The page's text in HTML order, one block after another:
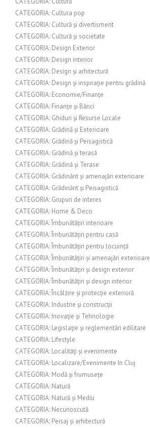
CATEGORIA: Cultura pop
CATEGORIA: Cultură și divertisment
CATEGORIA: Cultură și societate
CATEGORIA: Design Exterior
CATEGORIA: Design interior
CATEGORIA: Design și arhitectură
CATEGORIA: Design și inspirație pentru grădină
CATEGORIA: Economie/Finanțe
CATEGORIA: Finanțe și Bănci
CATEGORIA: Ghiduri și Resurse Locale
CATEGORIA: Grădină și Exterioare
CATEGORIA: Grădină și Peisagistică
CATEGORIA: Grădină și terasă
CATEGORIA: Grădină și Terase
CATEGORIA: Grădinărit și amenajări exterioare
CATEGORIA: Grădinărit și Peisagistică
CATEGORIA: Grupuri de interes
CATEGORIA: Home & Deco
CATEGORIA: Îmbunătățiri interioare
CATEGORIA: Îmbunătățiri pentru casă
CATEGORIA: Îmbunătățiri pentru locuință
CATEGORIA: Îmbunătățiri și amenajări exterioare
CATEGORIA: Îmbunătățiri și design exterior
CATEGORIA: Îmbunătățiri și design interior
CATEGORIA: Încălzire și protecție exterioră
CATEGORIA: Industrie și construcții
CATEGORIA: Inovație și Tehnologie
CATEGORIA: Legislație și reglementări edilitare
CATEGORIA: Lifestyle
CATEGORIA: Localități și evenimente
CATEGORIA: Localizare/Evenimente în Cluj
CATEGORIA: Modă și frumusețe
CATEGORIA: Natură
CATEGORIA: Natură și Mediu
CATEGORIA: Necunoscută
CATEGORIA: Peisaj și arhitectură